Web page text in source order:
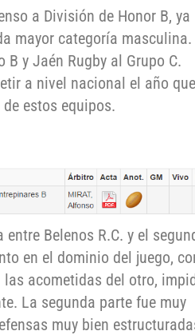
a División de Honor B, ya
mayor categoría masculina.
B y Jaén Rugby al Grupo C.
a nivel nacional el año
estos equipos.
Belenos R.C. y el
en el dominio del juego,
acometidas del otro,
La segunda parte fue muy
muy bien